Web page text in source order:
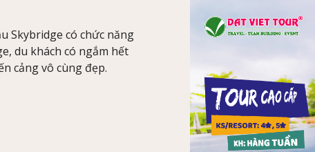
Skybridge có chức năng
du khách có ngắm hết
cảng vô cùng đẹp.